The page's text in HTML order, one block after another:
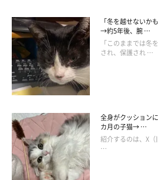
「冬を越せないか
→約5年後、腕 …
「このままでは冬
され、保護され …
全身がクッション
カ月の子猫→ …
紹介するのは、X
…